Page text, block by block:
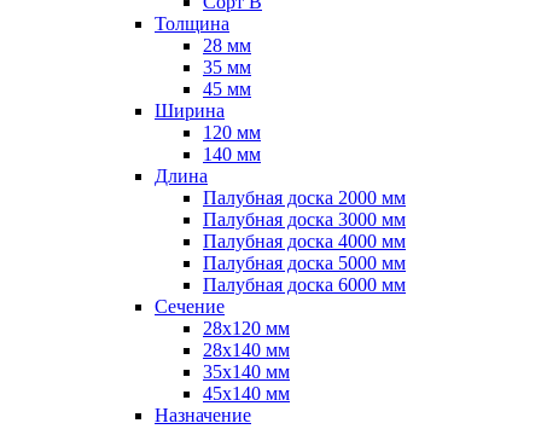
Толщина
28 мм
35 мм
45 мм
Ширина
120 мм
140 мм
Длина
Палубная доска 2000 мм
Палубная доска 3000 мм
Палубная доска 4000 мм
Палубная доска 5000 мм
Палубная доска 6000 мм
Сечение
28х120 мм
28х140 мм
35х140 мм
45х140 мм
Назначение